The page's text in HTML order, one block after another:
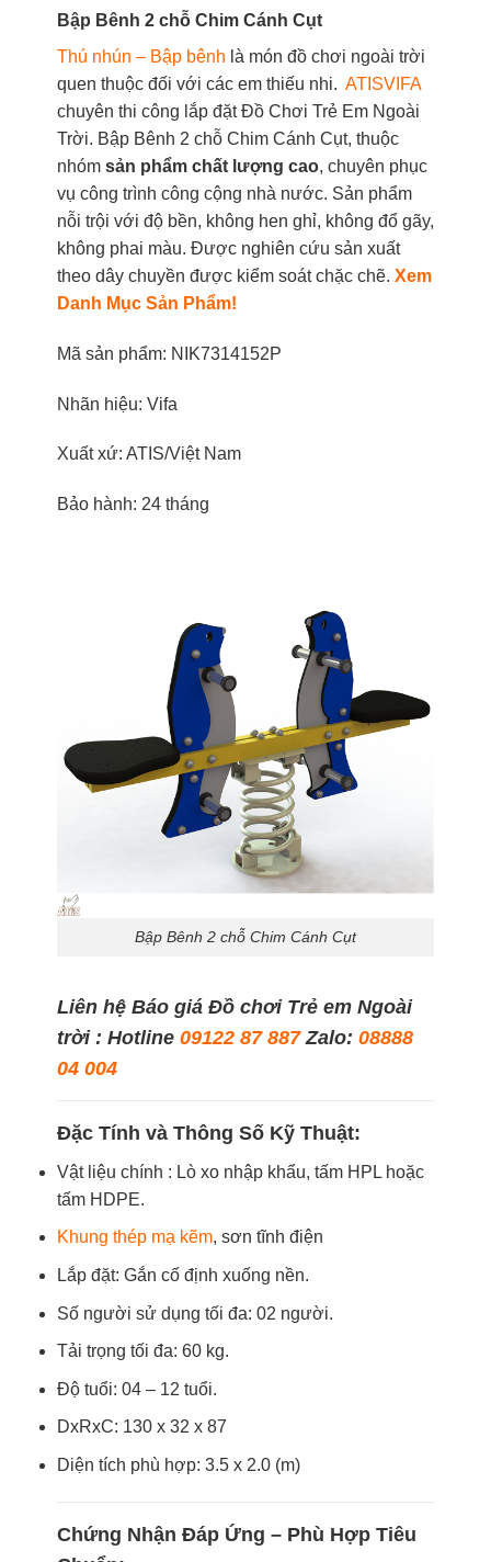
Bập Bênh 2 chỗ Chim Cánh Cụt
Thú nhún – Bập bênh là món đồ chơi ngoài trời
quen thuộc đối với các em thiếu nhi. ATISVIFA
chuyên thi công lắp đặt Đồ Chơi Trẻ Em Ngoài
Trời. Bập Bênh 2 chỗ Chim Cánh Cụt, thuộc
nhóm sản phẩm chất lượng cao, chuyên phục
vụ công trình công cộng nhà nước. Sản phẩm
nỗi trội với độ bền, không hen ghỉ, không đổ gãy,
không phai màu. Được nghiên cứu sản xuất
theo dây chuyền được kiểm soát chặc chẽ. Xem
Danh Mục Sản Phẩm!
Mã sản phẩm: NIK7314152P
Nhãn hiệu: Vifa
Xuất xứ: ATIS/Việt Nam
Bảo hành: 24 tháng
Bập Bênh 2 chỗ Chim Cánh Cụt
Liên hệ Báo giá Đồ chơi Trẻ em Ngoài
trời : Hotline 09122 87 887Zalo: 08888
04 004
Đặc Tính và Thông Số Kỹ Thuật:
Vật liệu chính : Lò xo nhập khẩu, tấm HPL hoặc
tấm HDPE.
Khung thép mạ kẽm, sơn tĩnh điện
Lắp đặt: Gắn cố định xuống nền.
Số người sử dụng tối đa: 02 người.
Tải trọng tối đa: 60 kg.
Độ tuổi: 04 – 12 tuổi.
DxRxC: 130 x 32 x 87
Diện tích phù hợp: 3.5 x 2.0 (m)
Chứng Nhận Đáp Ứng – Phù Hợp Tiêu